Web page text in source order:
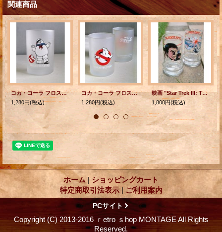
関連商品
コカ・コーラ フロストグラス 映画 『ゴーストバスターズ』 マシュマロマン DRINK Coca-Cola TRADE MARK REGD. THE SUPERNATURAL SPECTACULAR ©1984 Columbia Pictures Industries, Inc.
1,280円(税込)
コカ・コーラ フロストグラス 映画 『ゴーストバスターズ』 DRINK Coca-Cola TRADE MARK REGD. THE SUPERNATURAL SPECTACULAR ©1984 Columbia Pictures Industries, Inc. 各1個
1,280円(税込)
映画 "Star Trek III: The Search for Spock"(スタートレックIII ミスター・スポックを探せ!) ミスター・スポック/エンタープライズ号 ノベルティーグラス TACO BELL 1984 各1個
1,800円(税込)
ホーム | ショッピングカート
特定商取引法表示 | ご利用案内
PCサイト
Copyright (C) 2013-2016 ｒetro ｓhop MONTAGE All Rights
Reserved.